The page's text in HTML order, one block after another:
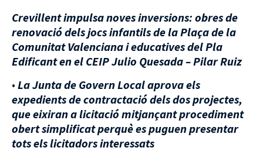
Crevillent impulsa noves inversions: obres de
renovació dels jocs infantils de la Plaça de la
Comunitat Valenciana i educatives del Pla
Edificant en el CEIP Julio Quesada – PilarRuiz
• La Junta de Govern Local aprova els
expedients de contractació dels dos projectes,
que eixiran a licitació mitjançant procediment
obert simplificat perquè es puguen presentar
tots els licitadors interessats